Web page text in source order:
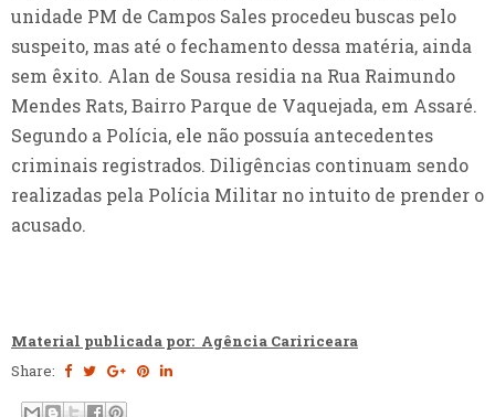
unidade PM de Campos Sales procedeu buscas pelo
suspeito, mas até o fechamento dessa matéria, ainda
sem êxito. Alan de Sousa residia na Rua Raimundo
Mendes Rats, Bairro Parque de Vaquejada, em Assaré.
Segundo a Polícia, ele não possuía antecedentes
criminais registrados. Diligências continuam sendo
realizadas pela Polícia Militar no intuito de prender o
acusado.
Material publicada por: Agência Caririceara
Share: